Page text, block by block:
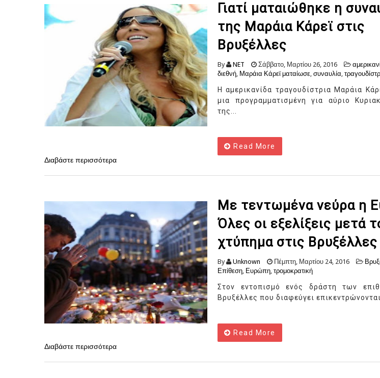
Γιατί ματαιώθηκε η
της Μαράια Κάρεϊ στις
Βρυξέλλες
By NET Σάββατο, Μαρτίου 26, 2016
διεθνή, Μαράια Κάρεϊ ματαίωσε, συναυλία,
Η αμερικανίδα τραγουδίστρια Μαράια
μια προγραμματισμένη για αύριο
της...
Read More
Διαβάστε περισσότερα
Με τεντωμένα νεύρα η
Όλες οι εξελίξεις μετά
χτύπημα στις Βρυξέλλες
By Unknown Πέμπτη, Μαρτίου 24, 2016
Επίθεση, Ευρώπη, τρομοκρατική
Στον εντοπισμό ενός δράστη των
Βρυξέλλες που διαφεύγει
Read More
Διαβάστε περισσότερα